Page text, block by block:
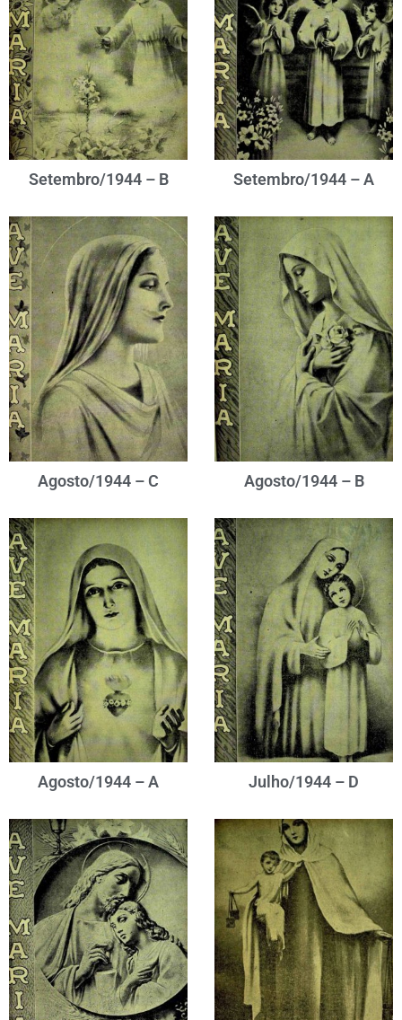
Setembro/1944 – B Setembro/1944 – A
Agosto/1944 – C Agosto/1944 – B
Agosto/1944 – A Julho/1944 – D